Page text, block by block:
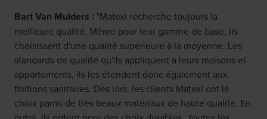
Bart Van Mulders : "Matexi recherche toujours la
meilleure qualité. Même pour leur gamme de base, ils
choisissent d'une qualité supérieure à la moyenne. Les
standards de qualité qu'ils appliquent à leurs maisons et
appartements, ils les étendent donc également aux
finitions sanitaires. Dès lors, les clients Matexi ont le
choix parmi de très beaux matériaux de haute qualité. En